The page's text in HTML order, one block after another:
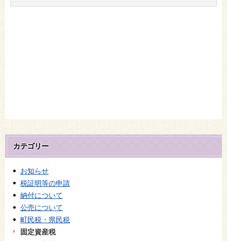
カテゴリー
お知らせ
税証明等の申請
納付について
公売について
町民税・県民税
固定資産税